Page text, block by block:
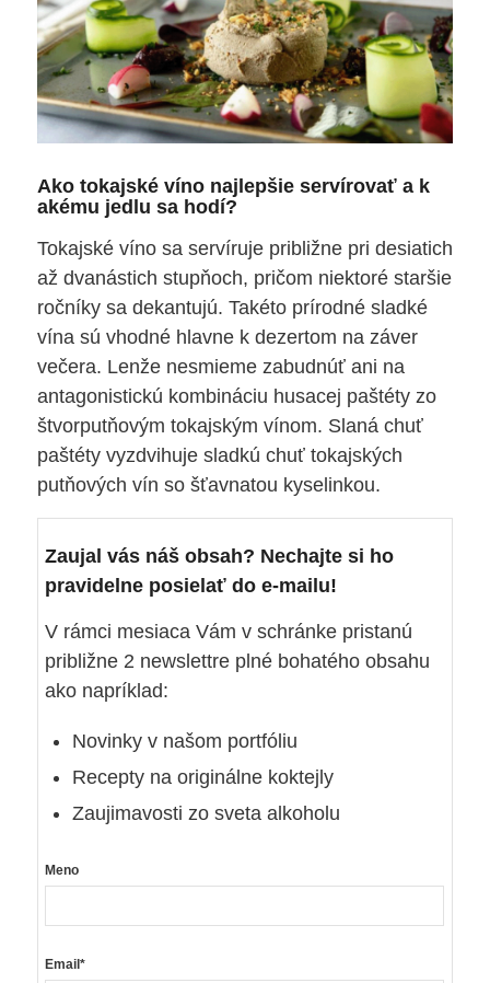
Ako tokajské víno najlepšie servírovať a k
akému jedlu sa hodí?
Tokajské víno sa servíruje približne pri desiatich
až dvanástich stupňoch, pričom niektoré staršie
ročníky sa dekantujú. Takéto prírodné sladké
vína sú vhodné hlavne k dezertom na záver
večera. Lenže nesmieme zabudnúť ani na
antagonistickú kombináciu husacej paštéty zo
štvorputňovým tokajským vínom. Slaná chuť
paštéty vyzdvihuje sladkú chuť tokajských
putňových vín so šťavnatou kyselinkou.
Zaujal vás náš obsah? Nechajte si ho
pravidelne posielať do e-mailu!
V rámci mesiaca Vám v schránke pristanú
približne 2 newslettre plné bohatého obsahu
ako napríklad:
Novinky v našom portfóliu
Recepty na originálne koktejly
Zaujimavosti zo sveta alkoholu
Meno
Email*